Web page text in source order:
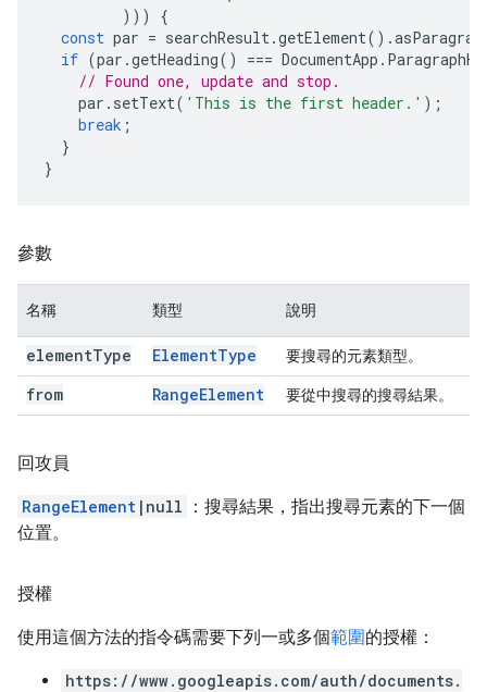
)))
{
const par = searchResult.getElement().
if (par .getHeading() === DocumentApp .
// Found one, update and stop.
par . setText( 'This is the first header.' );
break ;
}
}
參數
名稱 類型 說明
elementType ElementType 要搜尋的元素類型。
from RangeElement 要從中搜尋的搜尋結果。
回攻員
RangeElement |null
：搜尋結果，指出搜尋元素的下一個
位置。
授權
使用這個方法的指令碼需要下列一或多個範圍的授權：
https://www.googleapis.com/auth/documents.